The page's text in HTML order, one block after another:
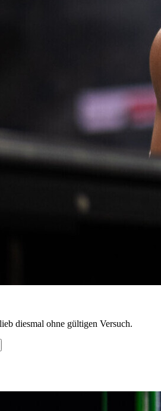
diesmal ohne gültigen Versuch.